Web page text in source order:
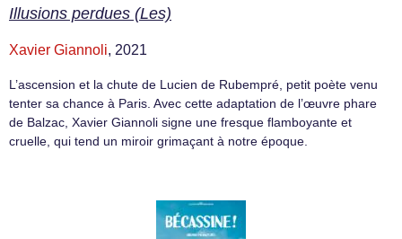
Illusions perdues (Les)
Xavier Giannoli, 2021
L’ascension et la chute de Lucien de Rubempré, petit poète venu
tenter sa chance à Paris. Avec cette adaptation de l’œuvre phare
de Balzac, Xavier Giannoli signe une fresque flamboyante et
cruelle, qui tend un miroir grimaçant à notre époque.